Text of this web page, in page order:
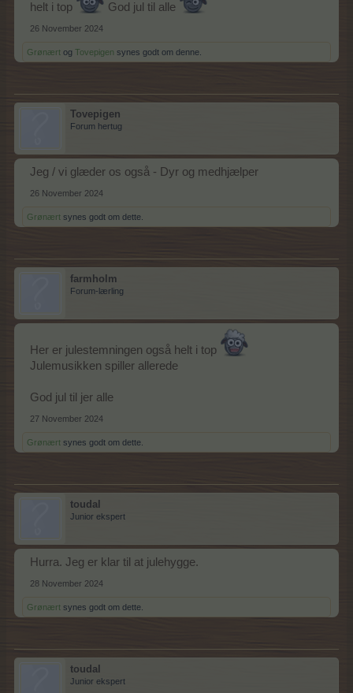
helt i top God jul til alle
26 November 2024
Grønært og Tovepigen synes godt om denne.
Tovepigen
Forum hertug
Jeg / vi glæder os også - Dyr og medhjælper
26 November 2024
Grønært synes godt om dette.
farmholm
Forum-lærling
Her er julestemningen også helt i top
Julemusikken spiller allerede
God jul til jer alle
27 November 2024
Grønært synes godt om dette.
toudal
Junior ekspert
Hurra. Jeg er klar til at julehygge.
28 November 2024
Grønært synes godt om dette.
toudal
Junior ekspert